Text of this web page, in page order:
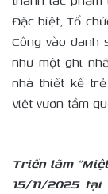
Đặc biệt, Tổ
Công vào danh
như một ghi
nhà thiết kế
Việt vươn tầm
Triển lãm
15/11/2025